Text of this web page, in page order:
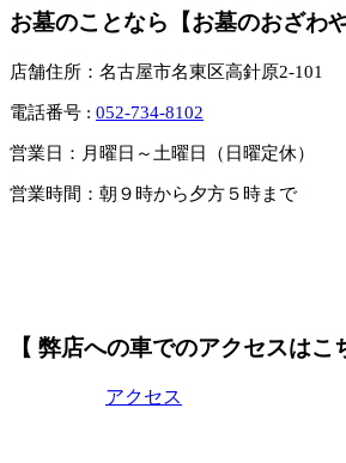
お墓のことなら【お墓のおざ
店舗住所：名古屋市名東区高針原2-101
電話番号 : 052-734-8102
営業日：月曜日～土曜日（日曜定休
営業時間：朝９時から夕方５時まで
【 弊店への車でのアクセスはこ
アクセス